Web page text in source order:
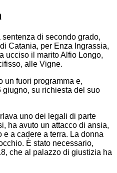
di secondo grado,
Catania, per Enza Ingrassia,
ucciso il marito Alfio Longo,
alle Vigne.
un fuori programma e,
giugno, su richiesta del suo
uno dei legali di parte
ha avuto un attacco di ansia,
a cadere a terra. La donna
È stato necessario,
che al palazzo di giustizia ha